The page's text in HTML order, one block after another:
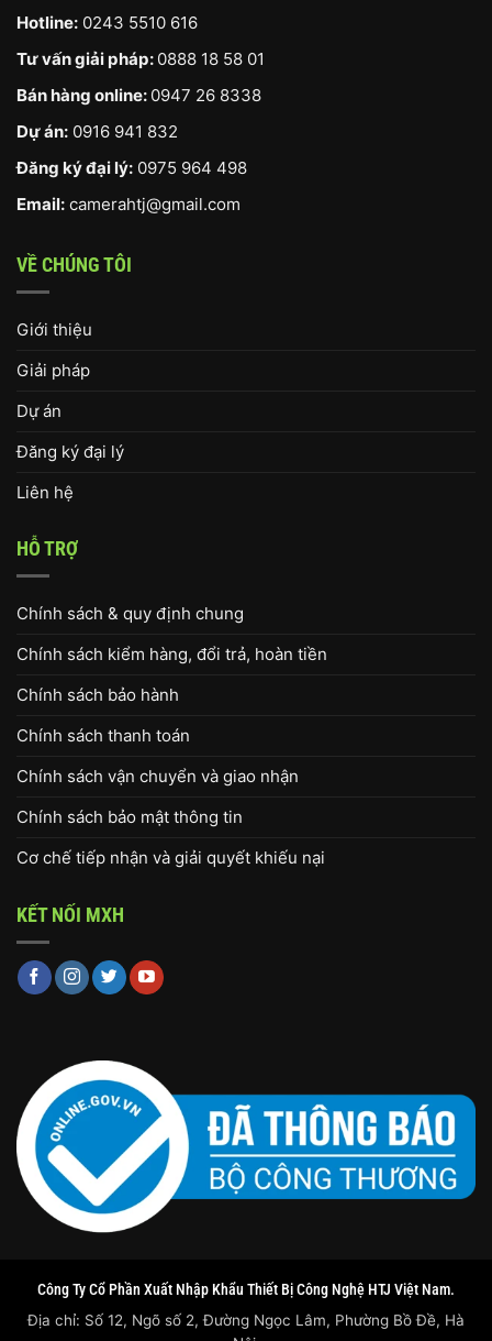
Hotline: 0243 5510 616
Tư vấn giải pháp: 0888 18 58 01
Bán hàng online: 0947 26 8338
Dự án: 0916 941 832
Đăng ký đại lý: 0975 964 498
Email: camerahtj@gmail.com
VỀ CHÚNG TÔI
Giới thiệu
Giải pháp
Dự án
Đăng ký đại lý
Liên hệ
HỖ TRỢ
Chính sách & quy định chung
Chính sách kiểm hàng, đổi trả, hoàn tiền
Chính sách bảo hành
Chính sách thanh toán
Chính sách vận chuyển và giao nhận
Chính sách bảo mật thông tin
Cơ chế tiếp nhận và giải quyết khiếu nại
KẾT NỐI MXH
Công Ty Cổ Phần Xuất Nhập Khẩu Thiết Bị Công Nghệ HTJ Việt Nam.
Địa chỉ: Số 12, Ngõ số 2, Đường Ngọc Lâm, Phường Bồ Đề, Hà